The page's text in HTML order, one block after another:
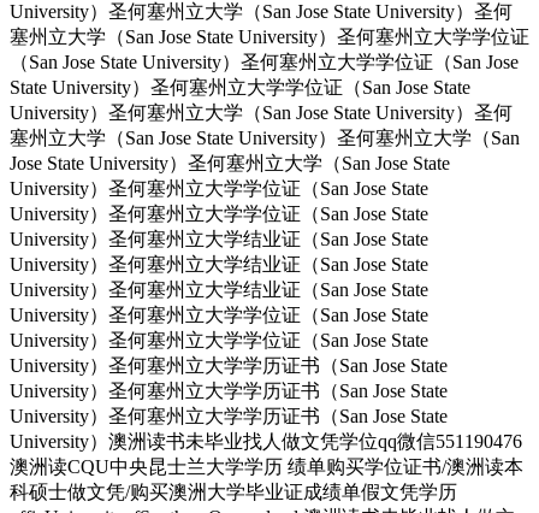
University）圣何塞州立大学（San Jose State University）圣何
塞州立大学（San Jose State University）圣何塞州立大学学位证
（San Jose State University）圣何塞州立大学学位证（San Jose
State University）圣何塞州立大学学位证（San Jose State
University）圣何塞州立大学（San Jose State University）圣何
塞州立大学（San Jose State University）圣何塞州立大学（San
Jose State University）圣何塞州立大学（San Jose State
University）圣何塞州立大学学位证（San Jose State
University）圣何塞州立大学学位证（San Jose State
University）圣何塞州立大学结业证（San Jose State
University）圣何塞州立大学结业证（San Jose State
University）圣何塞州立大学结业证（San Jose State
University）圣何塞州立大学学位证（San Jose State
University）圣何塞州立大学学位证（San Jose State
University）圣何塞州立大学学历证书（San Jose State
University）圣何塞州立大学学历证书（San Jose State
University）圣何塞州立大学学历证书（San Jose State
University）澳洲读书未毕业找人做文凭学位qq微信551190476
澳洲读CQU中央昆士兰大学学历 绩单购买学位证书/澳洲读本
科硕士做文凭/购买澳洲大学毕业证成绩单假文凭学历